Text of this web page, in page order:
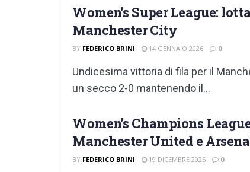
Women’s Super League:
Manchester City
BY FEDERICO BRINI 14 GENNAIO 2026 0
Undicesima vittoria di fila per il
un secco 2-0 mantenendo il...
Women’s Champions
Manchester United e
BY FEDERICO BRINI 19 DICEMBRE 2025 0